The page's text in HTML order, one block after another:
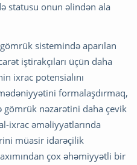
statusu onun əlindən ala
sistemində aparılan
iştirakçıları üçün daha
ixrac potensialını
formalaşdırmaq,
nəzarətini daha çevik
ixrac əməliyyatlarında
müasir idarəçilik
çox əhəmiyyətli bir